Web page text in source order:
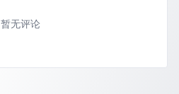
暂无评论